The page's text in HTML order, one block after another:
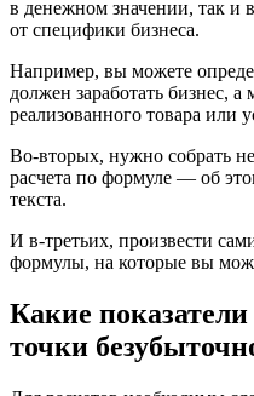
в денежном значении, так и
от специфики бизнеса.
Например, вы можете
должен заработать бизнес, а
реализованного товара или
Во-вторых, нужно собрать
расчета по формуле — об
текста.
И в-третьих, произвести
формулы, на которые вы
Какие
точки